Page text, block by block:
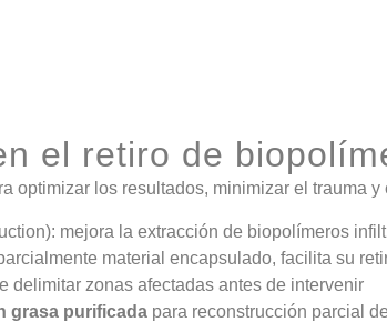
el retiro de
optimizar los resultados, minimizar el trauma
mejora la extracción de biopolímeros
material encapsulado, facilita su
delimitar zonas afectadas antes de intervenir
grasa purificada para reconstrucción parcial